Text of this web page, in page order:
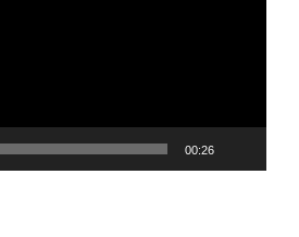
00:26